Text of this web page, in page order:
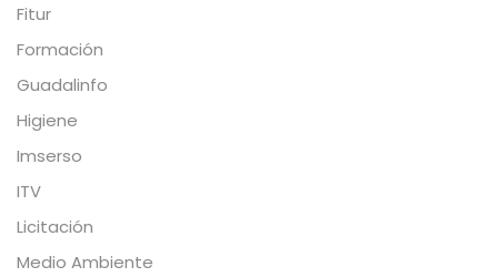
Fitur
Formación
Guadalinfo
Higiene
Imserso
ITV
Licitación
Medio Ambiente